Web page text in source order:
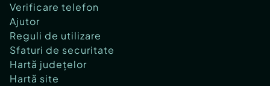
Verificare telefon
Ajutor
Reguli de utilizare
Sfaturi de securitate
Hartă județelor
Hartă site